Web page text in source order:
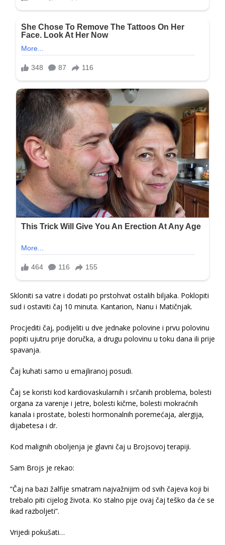
Skloniti sa vatre i dodati po prstohvat ostalih biljaka. Poklopiti
sud i ostaviti čaj 10 minuta. Kantarion, Nanu i Matičnjak.
Procjediti čaj, podijeliti u dve jednake polovine i prvu polovinu
popiti ujutru prije doručka, a drugu polovinu u toku dana ili prije
spavanja.
Čaj kuhati samo u emajliranoj posudi.
Čaj se koristi kod kardiovaskularnih i srčanih problema, bolesti
organa za varenje i jetre, bolesti kičme, bolesti mokraćnih
kanala i prostate, bolesti hormonalnih poremećaja, alergija,
dijabetesa i dr.
Kod malignih oboljenja je glavni čaj u Brojsovoj terapiji.
Sam Brojs je rekao:
“Čaj na bazi žalfije smatram najvažnijim od svih čajeva koji bi
trebalo piti cijelog života. Ko stalno pije ovaj čaj teško da će se
ikad razboljeti”.
Vrijedi pokušati…